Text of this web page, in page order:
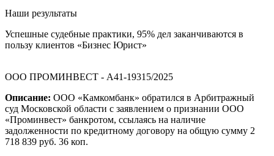
Наши результаты
Успешные судебные практики, 95% дел заканчиваются в
пользу клиентов «Бизнес Юрист»
ООО ПРОМИНВЕСТ - А41-19315/2025
Описание: ООО «Камкомбанк» обратился в Арбитражный
суд Московской области с заявлением о признании ООО
«Проминвест» банкротом, ссылаясь на наличие
задолженности по кредитному договору на общую сумму 2
718 839 руб. 36 коп.